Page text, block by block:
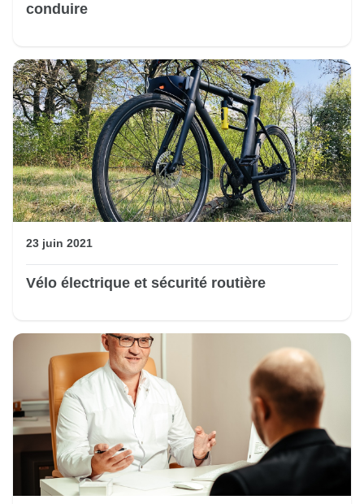
conduire
23 juin 2021
Vélo électrique et sécurité routière